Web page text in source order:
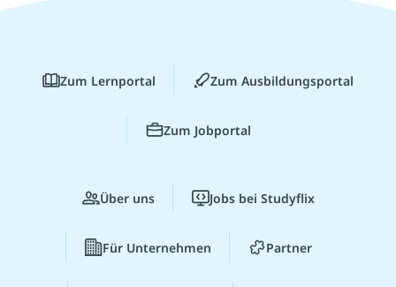
Zum Lernportal Zum Ausbildungsportal
Zum Jobportal
Über uns Jobs bei Studyflix
Für Unternehmen Partner